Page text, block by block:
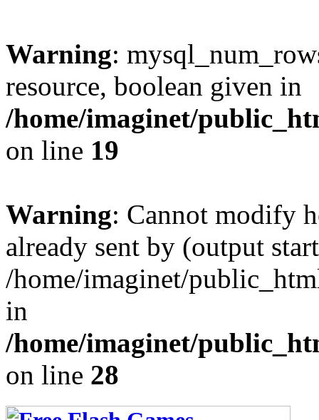
Warning:
resource, boolean given in
/home/imaginet/
on line 19
Warning: Cannot modify
already sent by (output
/home/imaginet/
in
/home/imaginet/
on line 28